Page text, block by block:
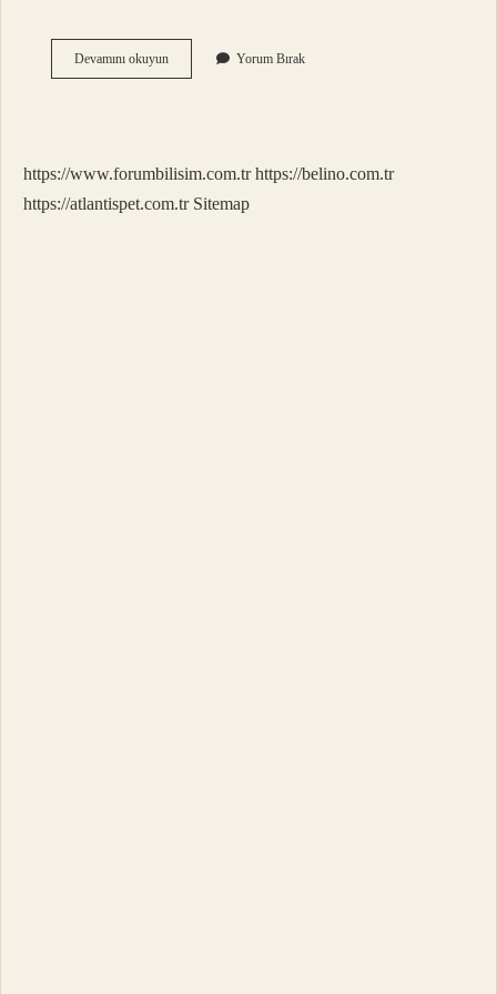
Devamını okuyunZereşk
Üzümü
Yorum Bırak
https://www.forumbilisim.com.tr https://belino.com.tr
https://atlantispet.com.tr Sitemap